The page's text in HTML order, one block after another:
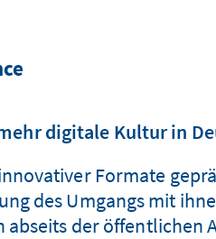
digitale Kultur in
Formate
des Umgangs mit
der öffentlichen